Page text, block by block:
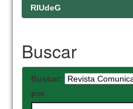
RIUdeG
Buscar
Buscar:
por